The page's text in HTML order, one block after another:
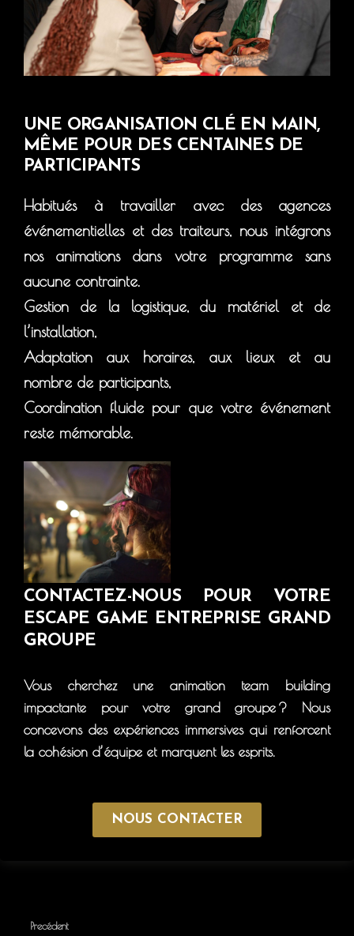
UNE ORGANISATION CLÉ EN MAIN,
MÊME POUR DES CENTAINES DE
PARTICIPANTS
Habitués à travailler avec des agences
événementielles et des traiteurs, nous intégrons
nos animations dans votre programme sans
aucune contrainte.
Gestion de la logistique, du matériel et de
l’installation,
Adaptation aux horaires, aux lieux et au
nombre de participants,
Coordination fluide pour que votre événement
reste mémorable.
CONTACTEZ-NOUS POUR VOTRE
ESCAPE GAME ENTREPRISE GRAND
GROUPE
Vous cherchez une animation team building
impactante pour votre grand groupe ? Nous
concevons des expériences immersives qui renforcent
la cohésion d’équipe et marquent les esprits.
NOUS CONTACTER
Precédent